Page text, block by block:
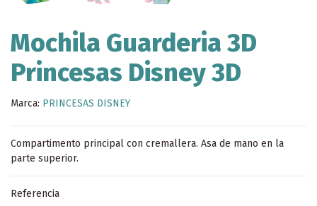
Mochila Guarderia 3D
Princesas Disney 3D
Marca: PRINCESAS DISNEY
Compartimento principal con cremallera. Asa de mano en la
parte superior.
Referencia